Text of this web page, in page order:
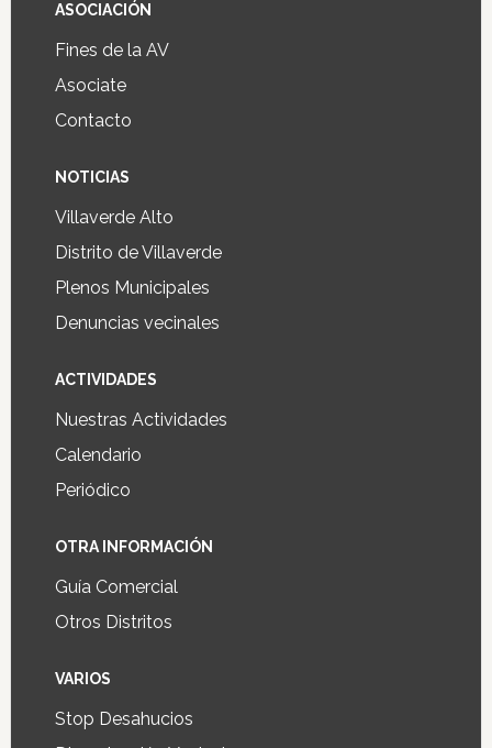
ASOCIACIÓN
Fines de la AV
Asociate
Contacto
NOTICIAS
Villaverde Alto
Distrito de Villaverde
Plenos Municipales
Denuncias vecinales
ACTIVIDADES
Nuestras Actividades
Calendario
Periódico
OTRA INFORMACIÓN
Guía Comercial
Otros Distritos
VARIOS
Stop Desahucios